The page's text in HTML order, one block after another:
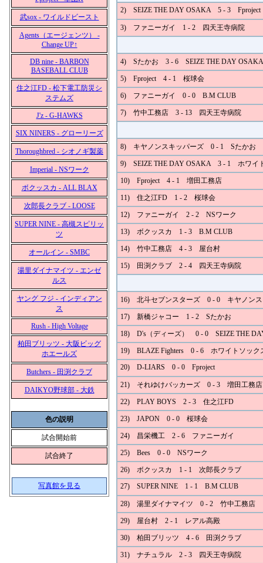
武sox - ワイルドビースト
Agents（エージェンツ） -
Change UP↑
DB nine - BARBON
BASEBALL CLUB
住之江FD - 松下電工防災シ
ステムズ
J'z - G-HAWKS
SIX NINERS - グローリーズ
Thoroughbred - シオノギ製薬
Imperial - NSワーク
ボクッスカ - ALL BLAX
次郎長クラブ - LOOSE
SUPER NINE - 高槻スピリッ
ツ
オールイン - SMBC
湯里ダイナマイツ - エンゼ
ルス
ヤング フジ - インディアン
ス
Rush - High Voltage
柏田ブリッツ - 大阪ビッグ
ホエールズ
Butchers - 田渕クラブ
DAIKYO野球部 - 大鉄
色の説明
試合開始前
試合終了
写真館を見る
2) SEIZE THE DAY OSAKA 5 - 3 Fproject
3) ファニーガイ 1 - 2 四天王寺病院
4) Sたかお 3 - 6 SEIZE THE DAY OSAKA
5) Fproject 4 - 1 桜球会
6) ファニーガイ 0 - 0 B.M CLUB
7) 竹中工務店 3 - 13 四天王寺病院
8) キヤノンスキッパーズ 0 - 1 Sたかお
9) SEIZE THE DAY OSAKA 3 - 1 ホワイ
10) Fproject 4 - 1 増田工務店
11) 住之江FD 1 - 2 桜球会
12) ファニーガイ 2 - 2 NSワーク
13) ボクッスカ 1 - 3 B.M CLUB
14) 竹中工務店 4 - 3 屋台村
15) 田渕クラブ 2 - 4 四天王寺病院
16) 北斗セブンスターズ 0 - 0 キヤノンス
17) 新橋ジャコー 1 - 2 Sたかお
18) D's（ディーズ） 0 - 0 SEIZE THE
19) BLAZE Fighters 0 - 6 ホワイトソック
20) D-LIARS 0 - 0 Fproject
21) それゆけバッカーズ 0 - 3 増田工務店
22) PLAY BOYS 2 - 3 住之江FD
23) JAPON 0 - 0 桜球会
24) 昌栄機工 2 - 6 ファニーガイ
25) Bees 0 - 0 NSワーク
26) ボクッスカ 1 - 1 次郎長クラブ
27) SUPER NINE 1 - 1 B.M CLUB
28) 湯里ダイナマイツ 0 - 2 竹中工務店
29) 屋台村 2 - 1 レアル高殿
30) 柏田ブリッツ 4 - 6 田渕クラブ
31) ナチュラル 2 - 3 四天王寺病院